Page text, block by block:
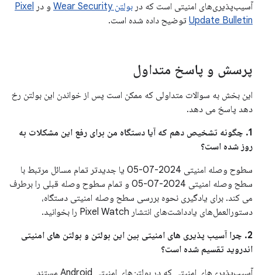
آسیب‌پذیری‌های امنیتی است که در بولتن Wear Security و در Pixel
Update Bulletin توضیح داده شده است.
پرسش و پاسخ متداول
این بخش به سوالات متداولی که ممکن است پس از خواندن این بولتن رخ
دهد پاسخ می دهد.
1. چگونه تشخیص دهم که آیا دستگاه من برای رفع این مشکلات به
روز شده است؟
سطوح وصله امنیتی 2024-07-05 یا جدیدتر تمام مسائل مرتبط با
سطح وصله امنیتی 2024-07-05 و تمام سطوح وصله قبلی را برطرف
می کند. برای یادگیری نحوه بررسی سطح وصله امنیتی دستگاه،
دستورالعمل‌های یادداشت‌های انتشار Pixel Watch را بخوانید.
2. چرا آسیب پذیری های امنیتی بین این بولتن و بولتن های امنیتی
اندروید تقسیم شده است؟
آسیب‌پذیری‌های امنیتی که در بولتن‌های امنیتی Android مستند